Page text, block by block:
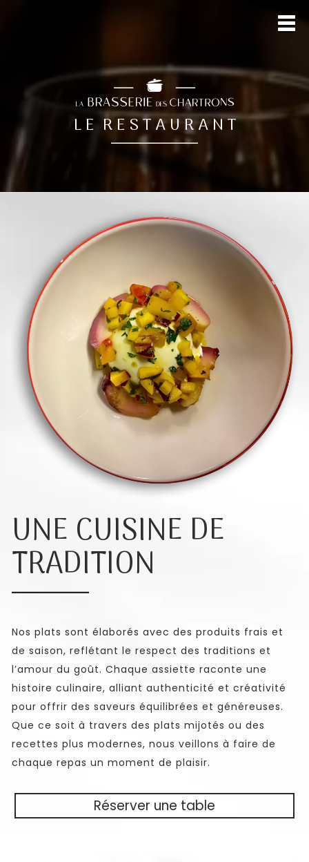
L E R E S T A U R A N T
UNE CUISINE DE
TRADITION
Nos plats sont élaborés avec des produits frais et
de saison, reflétant le respect des traditions et
l’amour du goût. Chaque assiette raconte une
histoire culinaire, alliant authenticité et créativité
pour offrir des saveurs équilibrées et généreuses.
Que ce soit à travers des plats mijotés ou des
recettes plus modernes, nous veillons à faire de
chaque repas un moment de plaisir.
Réserver une table